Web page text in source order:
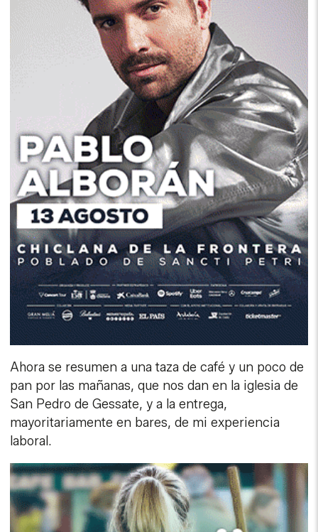
Ahora se resumen a una taza de café y un poco de
pan por las mañanas, que nos dan en la iglesia de
San Pedro de Gessate, y a la entrega,
mayoritariamente en bares, de mi experiencia
laboral.